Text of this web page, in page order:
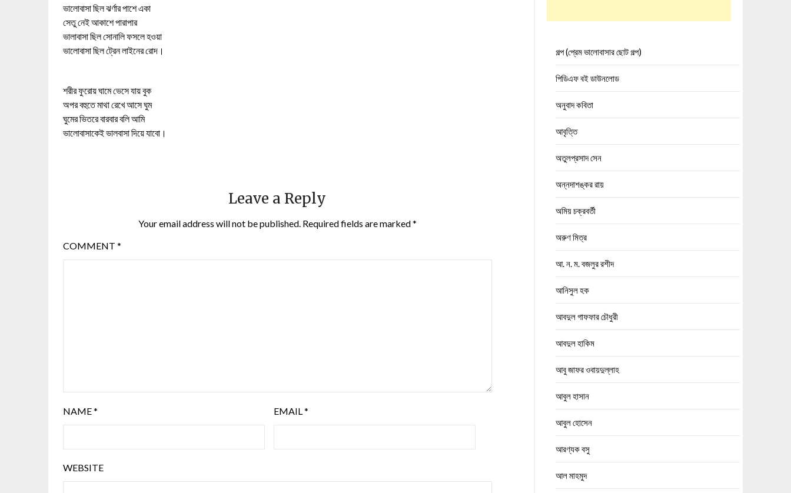
ভালোবাসা ছিল ঝর্ণার পাশে একা
সেতু নেই আকাশে পারাপার
ভালাবাসা ছিল সোনালি ফসলে হওয়া
ভালোবাসা ছিল ট্রেন লাইনের রোদ।
শরীর ফুরোয় ঘামে ভেসে যায় বুক
অপর বহুতে মাথা রেখে আসে ঘুম
ঘুমের ভিতরে বারবার বলি আমি
ভালোবাসাকেই ভালবাসা দিয়ে যাবো।
Leave a Reply
Your email address will not be published. Required fields are marked*
COMMENT *
NAME* EMAIL*
WEBSITE
গল্প (প্রেম ভালোবাসার ছোট গল্প)
পিডিএফ বই ডাউনলোড
অনুবাদ কবিতা
আবৃত্তি
অতুলপ্রসাদ সেন
অন্নদাশঙ্কর রায়
অমিয় চক্রবর্তী
অরুণ মিত্র
আ. ন. ম. বজলুর রশীদ
আনিসুল হক
আবদুল গাফফার চৌধুরী
আবদুল হাকিম
আবু জাফর ওবায়দুল্লাহ
আবুল হাসান
আবুল হোসেন
আরণ্যক বসু
আল মাহমুদ